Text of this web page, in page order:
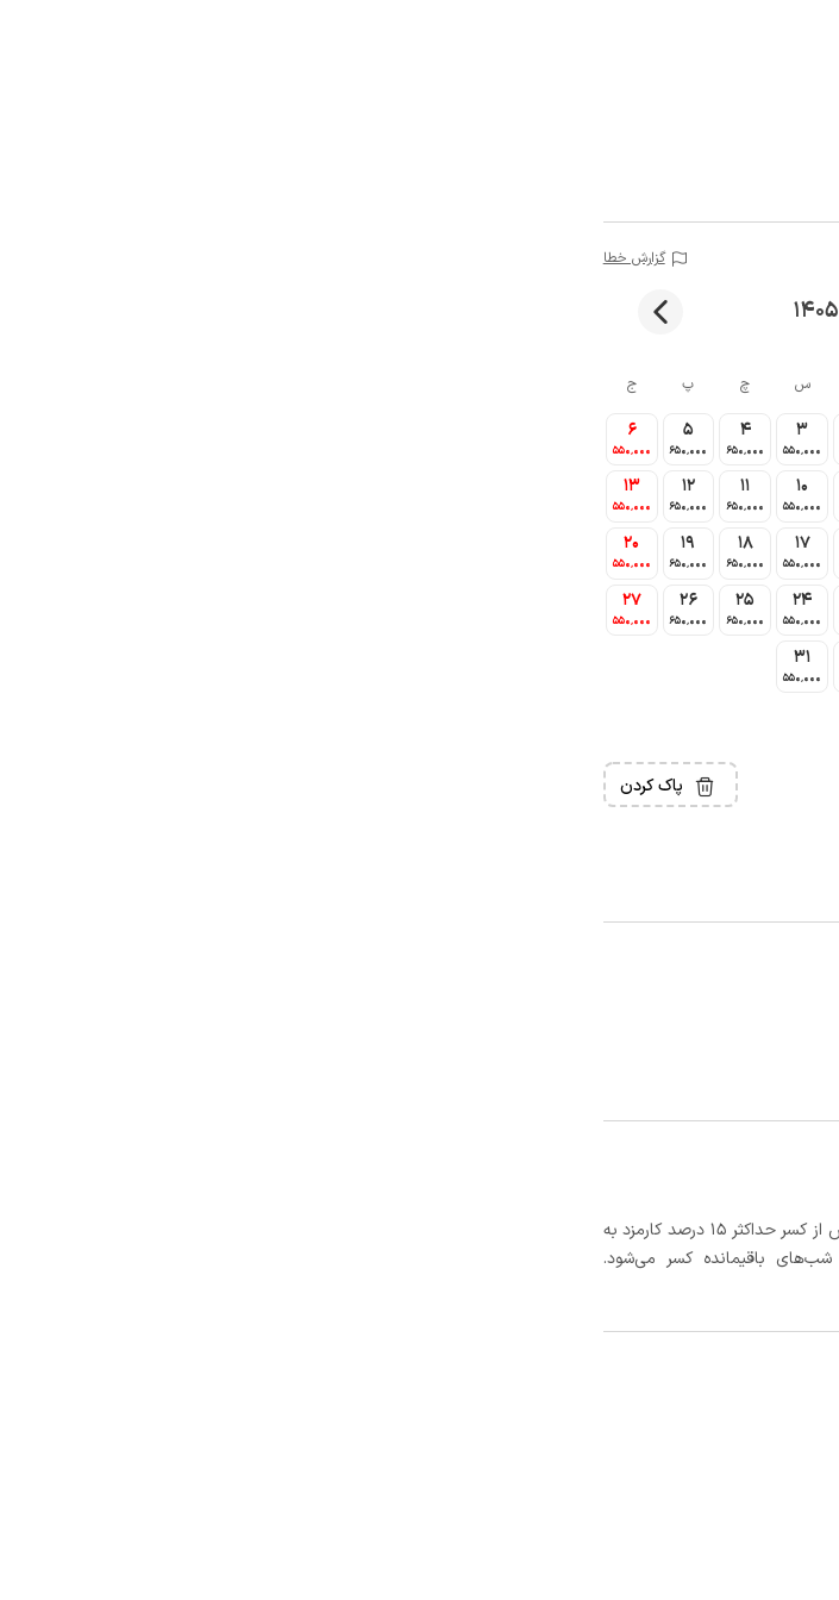
گزارش خطا
س چ پ ج
3
550٬000
4
650٬000
5
650٬000
6
550٬000
10
550٬000
11
650٬000
12
650٬000
13
550٬000
17
550٬000
18
650٬000
19
650٬000
20
550٬000
24
550٬000
25
650٬000
26
650٬000
27
550٬000
31
550٬000
پاک کردن
در صورتی که رزرو، حداقل 3 روز کامل قبل از تاریخ ورود لغو گردد؛ مبلغ صورتحساب پس از کسر حداکثر 15 درصد کارمزد به